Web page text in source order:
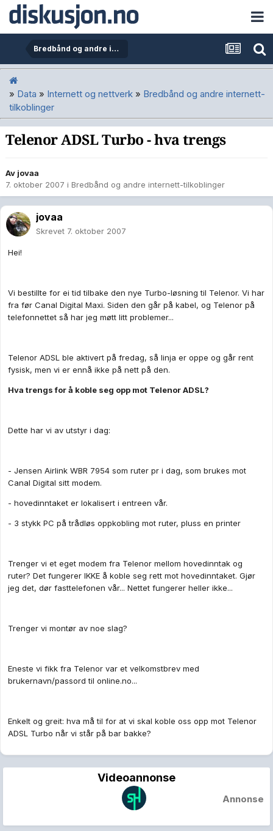
Bredbånd og andre internett-tilkoblinger
» Data » Internett og nettverk » Bredbånd og andre internett-
tilkoblinger
Telenor ADSL Turbo - hva trengs
Av jovaa
7. oktober 2007 i Bredbånd og andre internett-tilkoblinger
jovaa
Skrevet 7. oktober 2007
Hei!
Vi bestillte for ei tid tilbake den nye Turbo-løsning til Telenor. Vi har
fra før Canal Digital Maxi. Siden den går på kabel, og Telenor på
telefonnettet så har jeg møtt litt problemer...
Telenor ADSL ble aktivert på fredag, så linja er oppe og går rent
fysisk, men vi er ennå ikke på nett på den.
Hva trengs for å koble seg opp mot Telenor ADSL?
Dette har vi av utstyr i dag:
- Jensen Airlink WBR 7954 som ruter pr i dag, som brukes mot
Canal Digital sitt modem.
- hovedinntaket er lokalisert i entreen vår.
- 3 stykk PC på trådløs oppkobling mot ruter, pluss en printer
Trenger vi et eget modem fra Telenor mellom hovedinntak og
ruter? Det fungerer IKKE å koble seg rett mot hovedinntaket. Gjør
jeg det, dør fasttelefonen vår... Nettet fungerer heller ikke...
Trenger vi montør av noe slag?
Eneste vi fikk fra Telenor var et velkomstbrev med
brukernavn/passord til online.no...
Enkelt og greit: hva må til for at vi skal koble oss opp mot Telenor
ADSL Turbo når vi står på bar bakke?
Videoannonse
Annonse